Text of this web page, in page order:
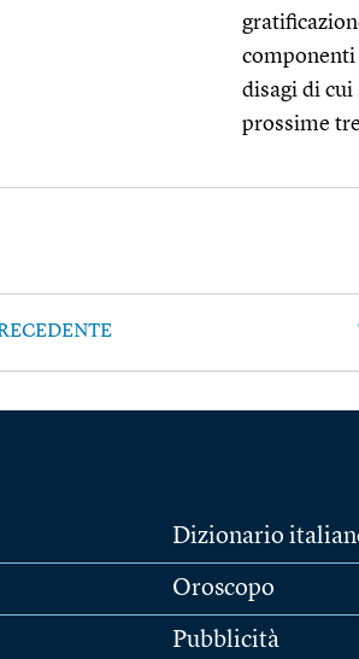
componenti
disagi di cui
prossime
Dizionario
Oroscopo
Pubblicità